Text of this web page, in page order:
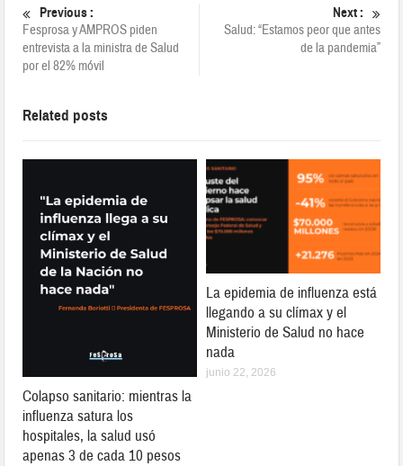
Previous :
Fesprosa y AMPROS piden
entrevista a la ministra de Salud
por el 82% móvil
Next :
Salud: “Estamos peor que antes
de la pandemia”
Related posts
Colapso sanitario: mientras la
influenza satura los
hospitales, la salud usó
apenas 3 de cada 10 pesos
La epidemia de influenza está
llegando a su clímax y el
Ministerio de Salud no hace
nada
junio 22, 2026